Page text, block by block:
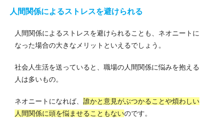
人間関係によるストレスを避けられる
人間関係によるストレスを避けられることも、ネオニートに
なった場合の大きなメリットといえるでしょう。
社会人生活を送っていると、職場の人間関係に悩みを抱える
人は多いもの。
ネオニートになれば、 誰かと意見がぶつかることや煩わしい
人間関係に頭を悩ませることもないのです。